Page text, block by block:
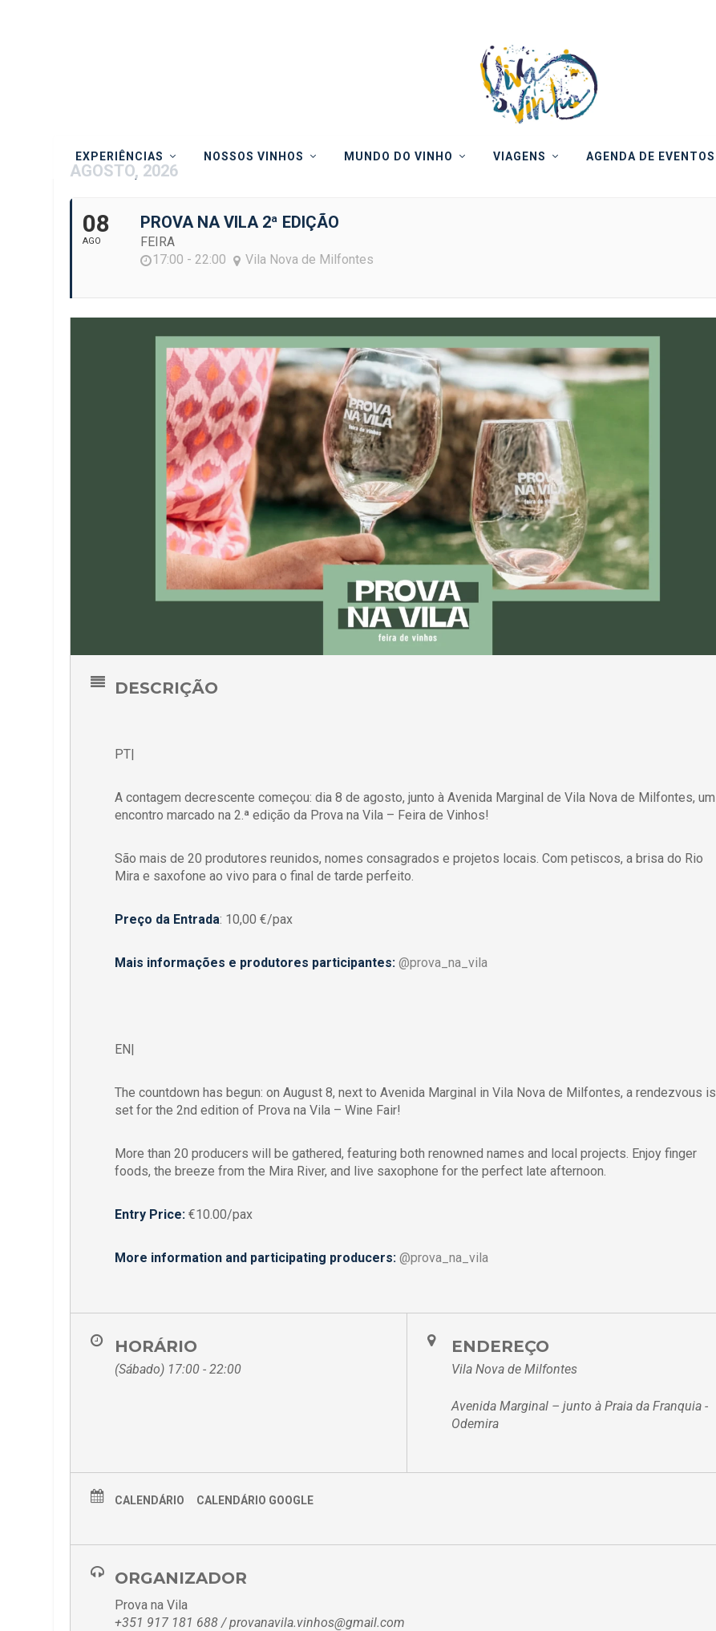
EXPERIÊNCIAS NOSSOS VINHOS MUNDO DO VINHO VIAGENS AGENDA DE EVENTOS
AGOSTO, 2026
08
AGO
PROVA NA VILA 2ª EDIÇÃO
FEIRA
17:00 - 22:00
Vila Nova de Milfontes
DESCRIÇÃO
PT|
A contagem decrescente começou: dia 8 de agosto, junto à Avenida Marginal de Vila Nova de Milfontes, um
encontro marcado na 2.ª edição da Prova na Vila – Feira de Vinhos!
São mais de 20 produtores reunidos, nomes consagrados e projetos locais. Com petiscos, a brisa do Rio
Mira e saxofone ao vivo para o final de tarde perfeito.
Preço da Entrada: 10,00 €/pax
Mais informações e produtores participantes: @prova_na_vila
EN|
The countdown has begun: on August 8, next to Avenida Marginal in Vila Nova de Milfontes, a rendezvous is
set for the 2nd edition of Prova na Vila – Wine Fair!
More than 20 producers will be gathered, featuring both renowned names and local projects. Enjoy finger
foods, the breeze from the Mira River, and live saxophone for the perfect late afternoon.
Entry Price: €10.00/pax
More information and participating producers: @prova_na_vila
HORÁRIO
(Sábado) 17:00 - 22:00
ENDEREÇO
Vila Nova de Milfontes
Avenida Marginal – junto à Praia da Franquia -
Odemira
CALENDÁRIO CALENDÁRIO GOOGLE
ORGANIZADOR
Prova na Vila
+351 917 181 688 / provanavila.vinhos@gmail.com